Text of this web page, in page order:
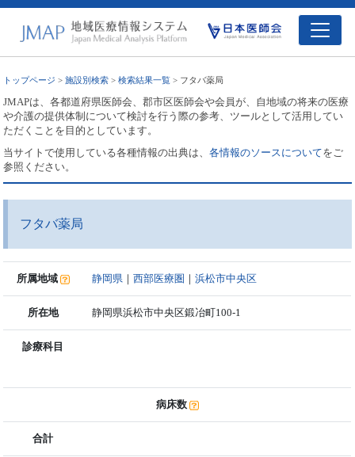
トップページ >施設別検索 >検索結果一覧 > フタバ薬局
JMAPは、各都道府県医師会、郡市区医師会や会員が、自地域の将来の医療
や介護の提供体制について検討を行う際の参考、ツールとして活用してい
ただくことを目的としています。
当サイトで使用している各種情報の出典は、各情報のソースについてをご
参照ください。
フタバ薬局
所属地域 静岡県 ｜西部医療圏 ｜浜松市中央区
所在地 静岡県浜松市中央区鍛冶町100-1
診療科目
病床数
合計